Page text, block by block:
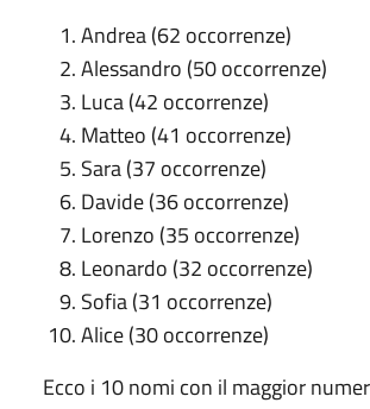
Andrea (62 occorrenze)
Alessandro (50 occorrenze)
Luca (42 occorrenze)
Matteo (41 occorrenze)
Sara (37 occorrenze)
Davide (36 occorrenze)
Lorenzo (35 occorrenze)
Leonardo (32 occorrenze)
Sofia (31 occorrenze)
Alice (30 occorrenze)
Ecco i 10 nomi con il maggior